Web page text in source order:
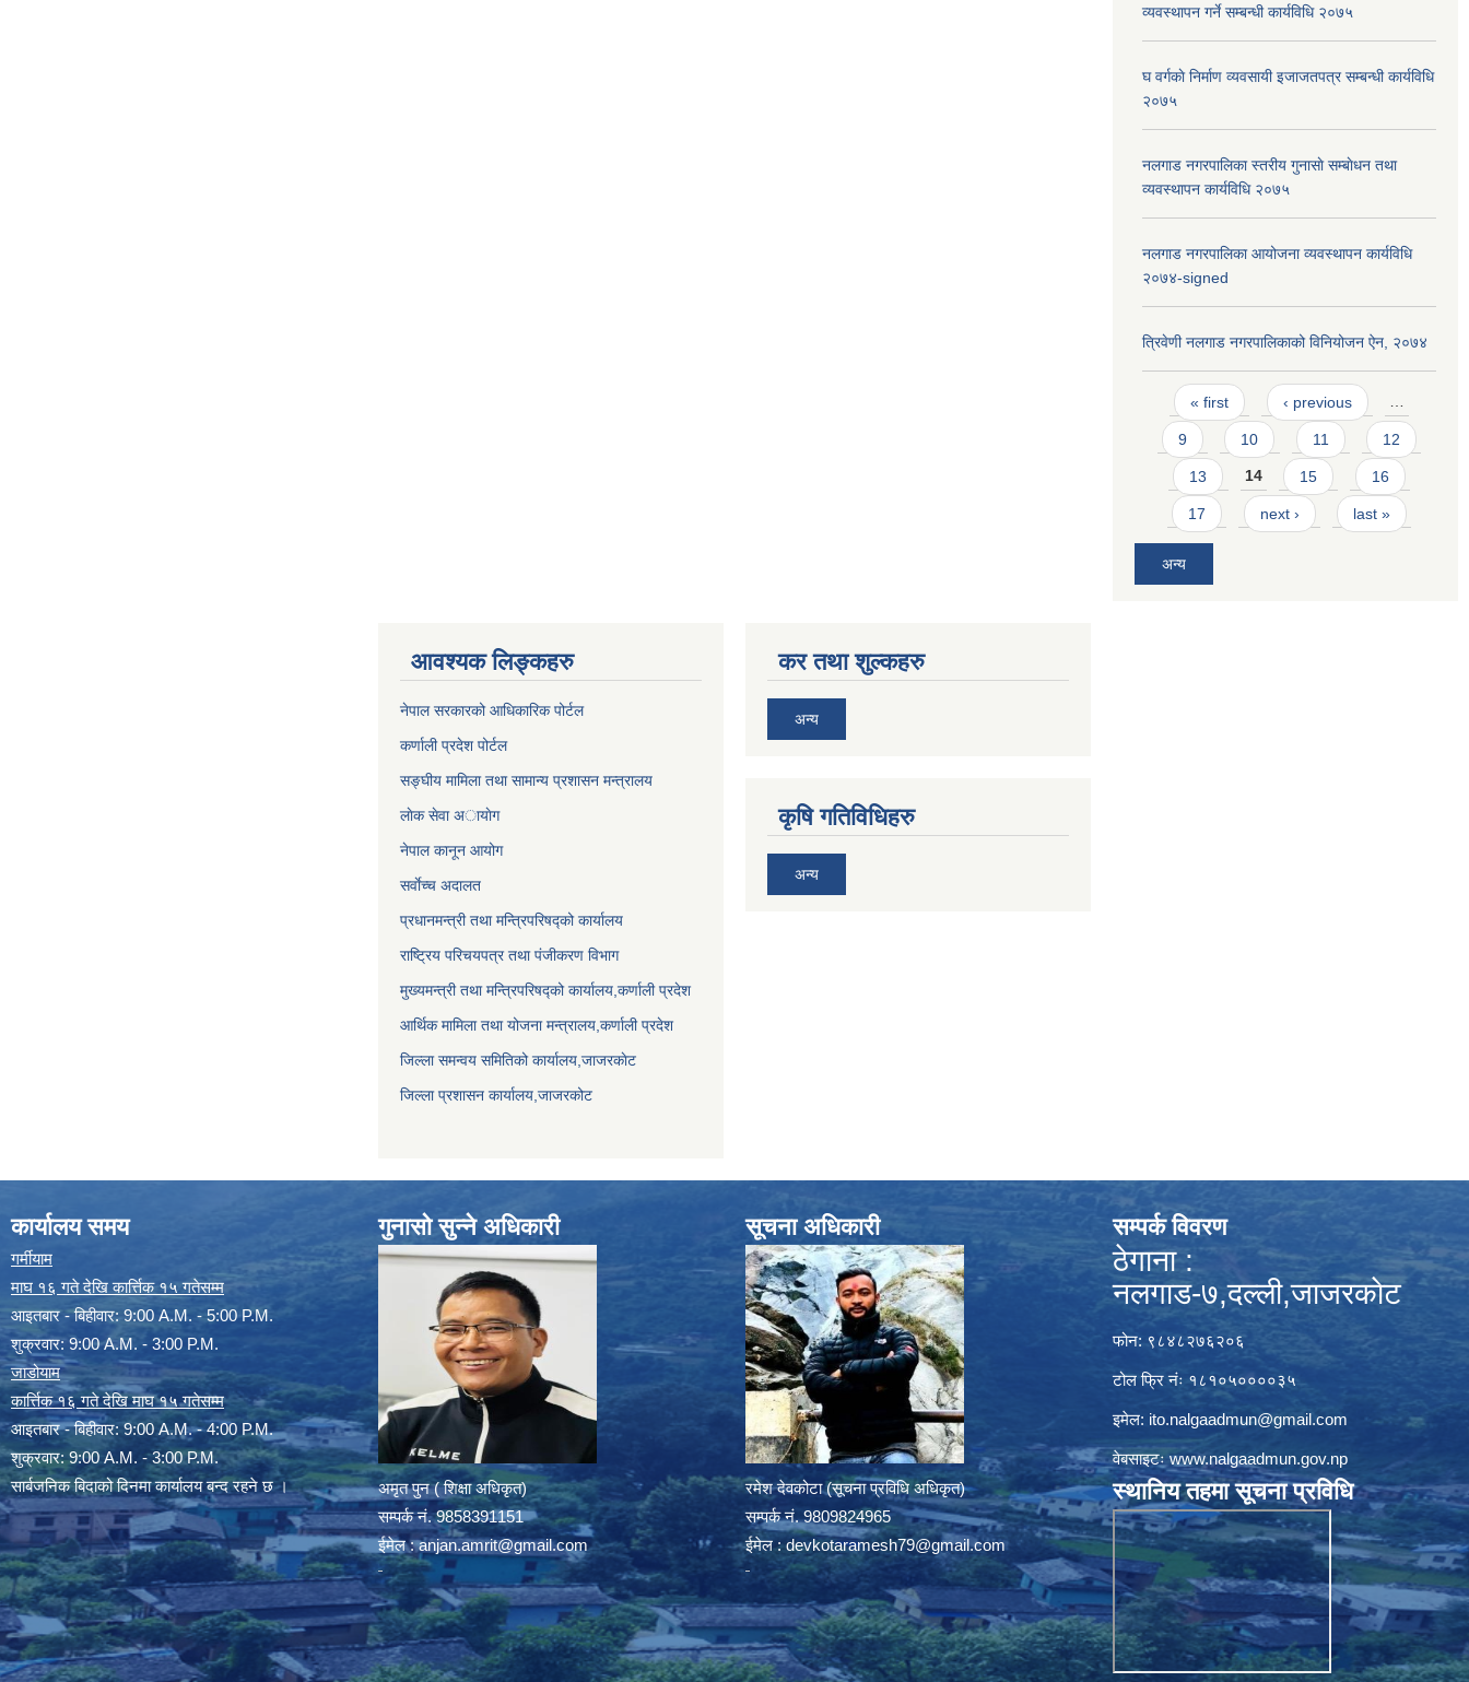
व्यवस्थापन गर्ने सम्बन्धी कार्यविधि २०७५
घ वर्गकाे निर्माण व्यवसायी इजाजतपत्र सम्बन्धी कार्यविधि
२०७५
नलगाड नगरपालिका स्तरीय गुनासाे सम्बाेधन तथा
व्यवस्थापन कार्यविधि २०७५
नलगाड नगरपालिका आयोजना व्यवस्थापन कार्यविधि
२०७४-signed
त्रिवेणी नलगाड नगरपालिकाको विनियोजन ऐन, २०७४
Pages
« first ‹ previous …
9 10 11 12
13 14 15 16
17 next › last »
अन्य
आवश्यक लिङ्कहरु
नेपाल सरकारको आधिकारिक पोर्टल
कर्णाली प्रदेश पोर्टल
सङ्घीय मामिला तथा सामान्य प्रशासन मन्त्रालय
लाेक सेवा अायाेग
नेपाल कानून आयोग
सर्वाेच्च अदालत
प्रधानमन्त्री तथा मन्त्रिपरिषद्को कार्यालय
राष्ट्रिय परिचयपत्र तथा पंजीकरण विभाग
मुख्यमन्त्री तथा मन्त्रिपरिषद्को कार्यालय,कर्णाली प्रदेश
आर्थिक मामिला तथा योजना मन्त्रालय,कर्णाली प्रदेश
जिल्ला समन्वय समितिको कार्यालय,जाजरकाेट
जिल्ला प्रशासन कार्यालय,जाजरकोट
कर तथा शुल्कहरु
अन्य
कृषि गतिविधिहरु
अन्य
कार्यालय समय
गर्मीयाम
माघ १६ गते देखि कार्त्तिक १५ गतेसम्म
आइतबार - बिहीवार: 9:00 A.M. - 5:00 P.M.
शुक्रवार: 9:00 A.M. - 3:00 P.M.
जाडोयाम
कार्त्तिक १६ गते देखि माघ १५ गतेसम्म
आइतबार - बिहीवार: 9:00 A.M. - 4:00 P.M.
शुक्रवार: 9:00 A.M. - 3:00 P.M.
सार्बजनिक बिदाको दिनमा कार्यालय बन्द रहने छ ।
गुनासो सुन्ने अधिकारी
अमृत पुन ( शिक्षा अधिकृत)
सम्पर्क न‌ं. 9858391151
ईमेल :anjan.amrit@gmail.com
सूचना अधिकारी
रमेश देवकोटा (सूचना प्रविधि अधिकृत)
सम्पर्क न‌ं. 9809824965
ईमेल :devkotaramesh79@gmail.com
सम्पर्क विवरण
ठेगाना :
नलगाड-७,दल्ली,जाजरकाेट
फोन: ९८४८२७६२०६
टोल फ्रि नंः १८१०५००००३५
इमेल: ito.nalgaadmun@gmail.com
वेबसाइटःwww.nalgaadmun.gov.np
स्थानिय तहमा सूचना प्रविधि